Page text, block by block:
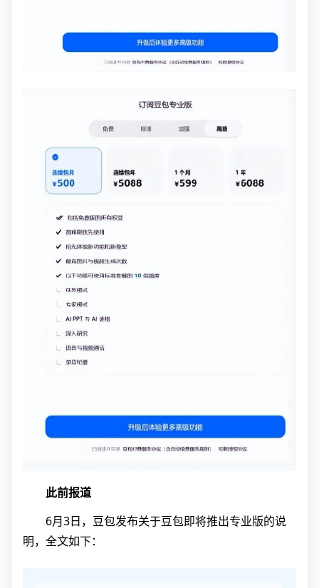
此前报道
6月3日，豆包发布关于豆包即将推出专业版的说
明，全文如下：